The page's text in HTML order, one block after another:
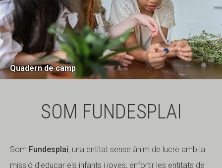
Quadern de camp
SOM FUNDESPLAI
Som Fundesplai, una entitat sense ànim de lucre amb la
missió d'educar els infants i joves, enfortir les entitats de